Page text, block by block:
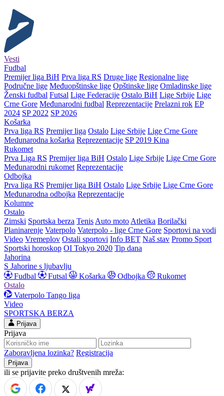
Vesti
Fudbal
Premijer liga BiH Prva liga RS Druge lige Regionalne lige
Područne lige Međuopštinske lige Opštinske lige Omladinske lige
Ženski fudbal Futsal Lige Federacije Ostalo BiH Lige Srbije Lige
Crne Gore Međunarodni fudbal Reprezentacije Prelazni rok EP
2024 SP 2022 SP 2026
Košarka
Prva liga RS Premijer liga Ostalo Lige Srbije Lige Crne Gore
Međunarodna košarka Reprezentacije SP 2019 Kina
Rukomet
Prva Liga RS Premijer liga BiH Ostalo Lige Srbije Lige Crne Gore
Međunarodni rukomet Reprezentacije
Odbojka
Prva liga RS Premijer liga BiH Ostalo Lige Srbije Lige Crne Gore
Međunarodna odbojka Reprezentacije
Kolumne
Ostalo
Zimski Sportska berza Tenis Auto moto Atletika Borilački
Planinarenje Vaterpolo Vaterpolo - lige Crne Gore Sportovi na vodi
Video Vremeplov Ostali sportovi Info BET Naš stav Promo Sport
Sportski horoskop OI Tokyo 2020 Tip dana
Jahorina
S Jahorine s ljubavlju
Fudbal
Futsal Košarka Odbojka
Rukomet
Ostalo
Vaterpolo Tango liga
Video
SPORTSKA BERZA
Prijava
Prijava
Zaboravljena lozinka? Registracija
ili se prijavite preko društvenih mreža: